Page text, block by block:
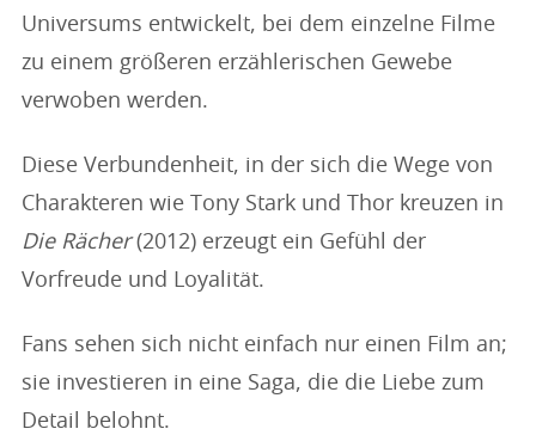
Universums entwickelt, bei dem einzelne Filme
zu einem größeren erzählerischen Gewebe
verwoben werden.
Diese Verbundenheit, in der sich die Wege von
Charakteren wie Tony Stark und Thor kreuzen in
Die Rächer(2012) erzeugt ein Gefühl der
Vorfreude und Loyalität.
Fans sehen sich nicht einfach nur einen Film an;
sie investieren in eine Saga, die die Liebe zum
Detail belohnt.